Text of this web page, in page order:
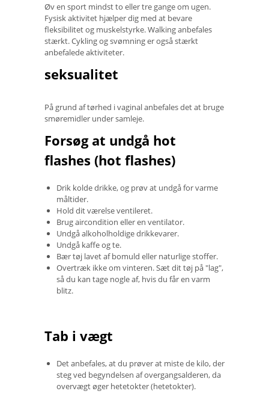
Øv en sport mindst to eller tre gange om ugen.
Fysisk aktivitet hjælper dig med at bevare
fleksibilitet og muskelstyrke. Walking anbefales
stærkt. Cykling og svømning er også stærkt
anbefalede aktiviteter.
seksualitet
På grund af tørhed i vaginal anbefales det at bruge
smøremidler under samleje.
Forsøg at undgå hot
flashes (hot flashes)
Drik kolde drikke, og prøv at undgå for varme
måltider.
Hold dit værelse ventileret.
Brug aircondition eller en ventilator.
Undgå alkoholholdige drikkevarer.
Undgå kaffe og te.
Bær tøj lavet af bomuld eller naturlige stoffer.
Overtræk ikke om vinteren. Sæt dit tøj på "lag",
så du kan tage nogle af, hvis du får en varm
blitz.
Tab i vægt
Det anbefales, at du prøver at miste de kilo, der
steg ved begyndelsen af ​​overgangsalderen, da
overvægt øger hetetokter (hetetokter).